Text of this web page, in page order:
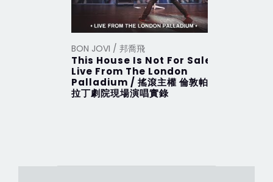
BON JOVI / 邦喬飛
This House Is Not For Sale
Live From The London
Palladium / 搖滾主權 倫敦帕
拉丁劇院現場演唱實錄